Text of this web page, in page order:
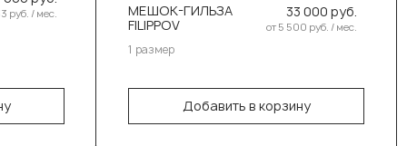
руб. / мес.
МЕШОК-ГИЛЬЗА
FILIPPOV
33 000 руб.
от 5 500 руб. / мес.
1 размер
Добавить в корзину
В корзину